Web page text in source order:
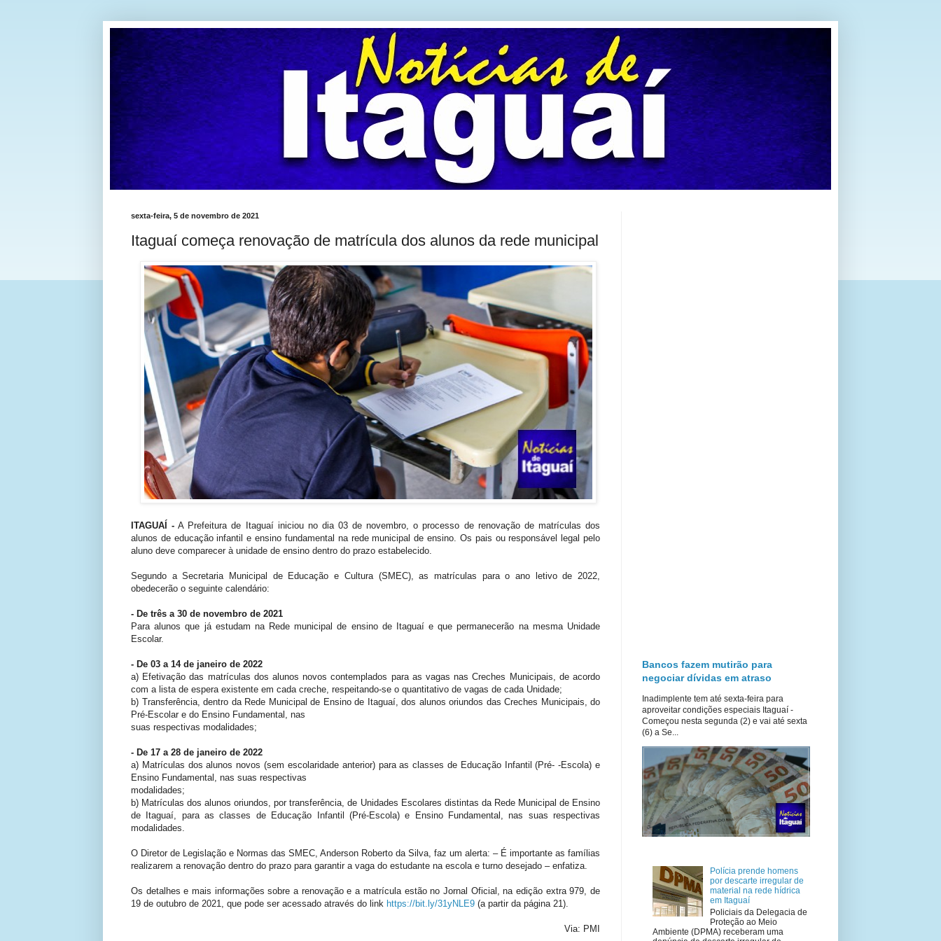
sexta-feira, 5 de novembro de 2021
Itaguaí começa renovação de matrícula dos alunos da rede municipal
ITAGUAÍ - A Prefeitura de Itaguaí iniciou no dia 03 de novembro, o processo de renovação de matrículas dos
alunos de educação infantil e ensino fundamental na rede municipal de ensino. Os pais ou responsável legal pelo
aluno deve comparecer à unidade de ensino dentro do prazo estabelecido.
Segundo a Secretaria Municipal de Educação e Cultura (SMEC), as matrículas para o ano letivo de 2022,
obedecerão o seguinte calendário:
- De três a 30 de novembro de 2021
Para alunos que já estudam na Rede municipal de ensino de Itaguaí e que permanecerão na mesma Unidade
Escolar.
- De 03 a 14 de janeiro de 2022
a) Efetivação das matrículas dos alunos novos contemplados para as vagas nas Creches Municipais, de acordo
com a lista de espera existente em cada creche, respeitando-se o quantitativo de vagas de cada Unidade;
b) Transferência, dentro da Rede Municipal de Ensino de Itaguaí, dos alunos oriundos das Creches Municipais, do
Pré-Escolar e do Ensino Fundamental, nas
suas respectivas modalidades;
- De 17 a 28 de janeiro de 2022
a) Matrículas dos alunos novos (sem escolaridade anterior) para as classes de Educação Infantil (Pré- -Escola) e
Ensino Fundamental, nas suas respectivas
modalidades;
b) Matrículas dos alunos oriundos, por transferência, de Unidades Escolares distintas da Rede Municipal de Ensino
de Itaguaí, para as classes de Educação Infantil (Pré-Escola) e Ensino Fundamental, nas suas respectivas
modalidades.
O Diretor de Legislação e Normas das SMEC, Anderson Roberto da Silva, faz um alerta: – É importante as famílias
realizarem a renovação dentro do prazo para garantir a vaga do estudante na escola e turno desejado – enfatiza.
Os detalhes e mais informações sobre a renovação e a matrícula estão no Jornal Oficial, na edição extra 979, de
19 de outubro de 2021, que pode ser acessado através do link https://bit.ly/31yNLE9 (a partir da página 21).
Via: PMI
Bancos fazem mutirão para
negociar dívidas em atraso
Inadimplente tem até sexta-feira para
aproveitar condições especiais Itaguaí -
Começou nesta segunda (2) e vai até sexta
(6) a Se...
Polícia prende homens
por descarte irregular de
material na rede hídrica
em Itaguaí
Policiais da Delegacia de
Proteção ao Meio
Ambiente (DPMA) receberam uma